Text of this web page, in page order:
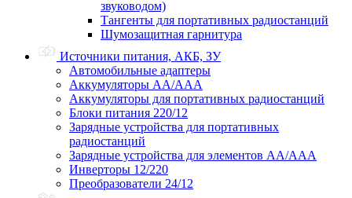
звуководом)
Тангенты для портативных радиостанций
Шумозащитная гарнитура
Источники питания, АКБ, ЗУ
Автомобильные адаптеры
Аккумуляторы АА/ААА
Аккумуляторы для портативных радиостанций
Блоки питания 220/12
Зарядные устройства для портативных
радиостанций
Зарядные устройства для элементов АА/ААА
Инверторы 12/220
Преобразователи 24/12